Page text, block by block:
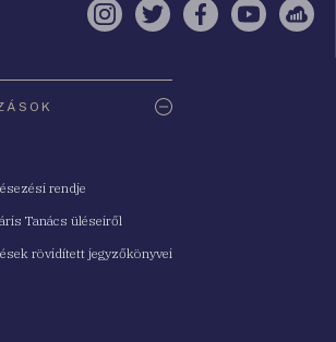
Instagram
TwitterFacebook
YouTube
rendje
Tanács üléseiről
rövidített jegyzőkönyvei